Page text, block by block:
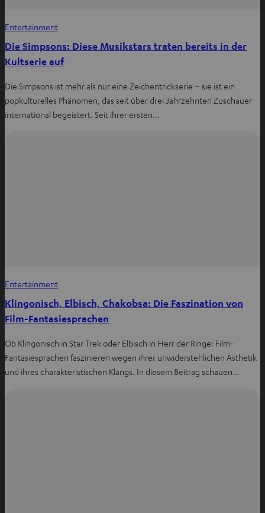
Entertainment
Die Simpsons: Diese Musikstars traten bereits in der
Kultserie auf
Die Simpsons ist mehr als nur eine Zeichentrickserie – sie ist ein
popkulturelles Phänomen, das seit über drei Jahrzehnten Zuschauer
international begeistert. Seit ihrer ersten…
Entertainment
Klingonisch, Elbisch, Chakobsa: Die Faszination von
Film-Fantasiesprachen
Ob Klingonisch in Star Trek oder Elbisch in Herr der Ringe: Film-
Fantasiesprachen faszinieren wegen ihrer unwiderstehlichen Ästhetik
und ihres charakteristischen Klangs. In diesem Beitrag schauen…